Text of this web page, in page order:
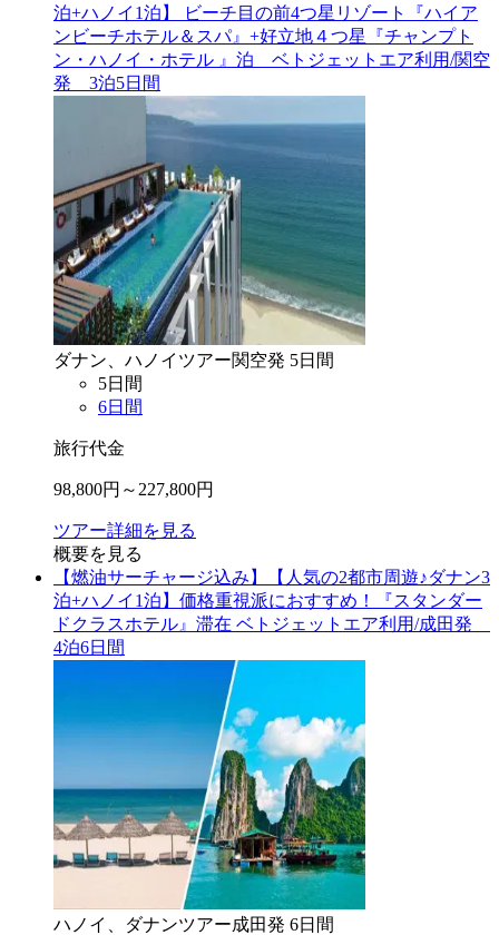
泊+ハノイ1泊】 ビーチ目の前4つ星リゾート『ハイア
ンビーチホテル＆スパ』+好立地４つ星『チャンプト
ン・ハノイ・ホテル 』泊 ベトジェットエア利用/関空
発 3泊5日間
ダナン、ハノイ ツアー関空発 5日間
5日間
6日間
旅行代金
98,800円～ 227,800円
ツアー詳細を見る
概要を見る
【燃油サーチャージ込み】【人気の2都市周遊♪ダナン3
泊+ハノイ1泊】価格重視派におすすめ！『スタンダー
ドクラスホテル』滞在 ベトジェットエア利用/成田発
4泊6日間
ハノイ、ダナンツアー成田発 6日間